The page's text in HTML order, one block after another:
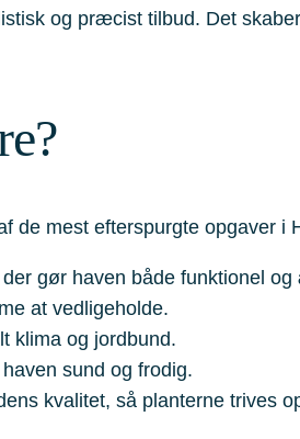
og præcist tilbud. Det
mest efterspurgte opgaver i
gør haven både funktionel
at vedligeholde.
klima og jordbund.
sund og frodig.
kvalitet, så planterne trives